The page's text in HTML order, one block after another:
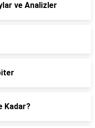
ve Analizler
Kadar?